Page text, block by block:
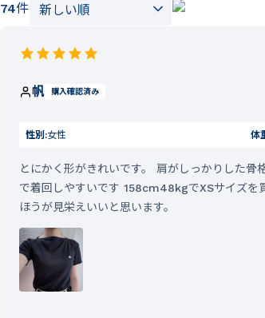
74件
帆 購入確認済み
性別:女性 体
とにかく形がきれいです。 肩がしっかりした
で着回しやすいです 158cm48kgでXSサイズを
ほうが見栄えいいと思います。